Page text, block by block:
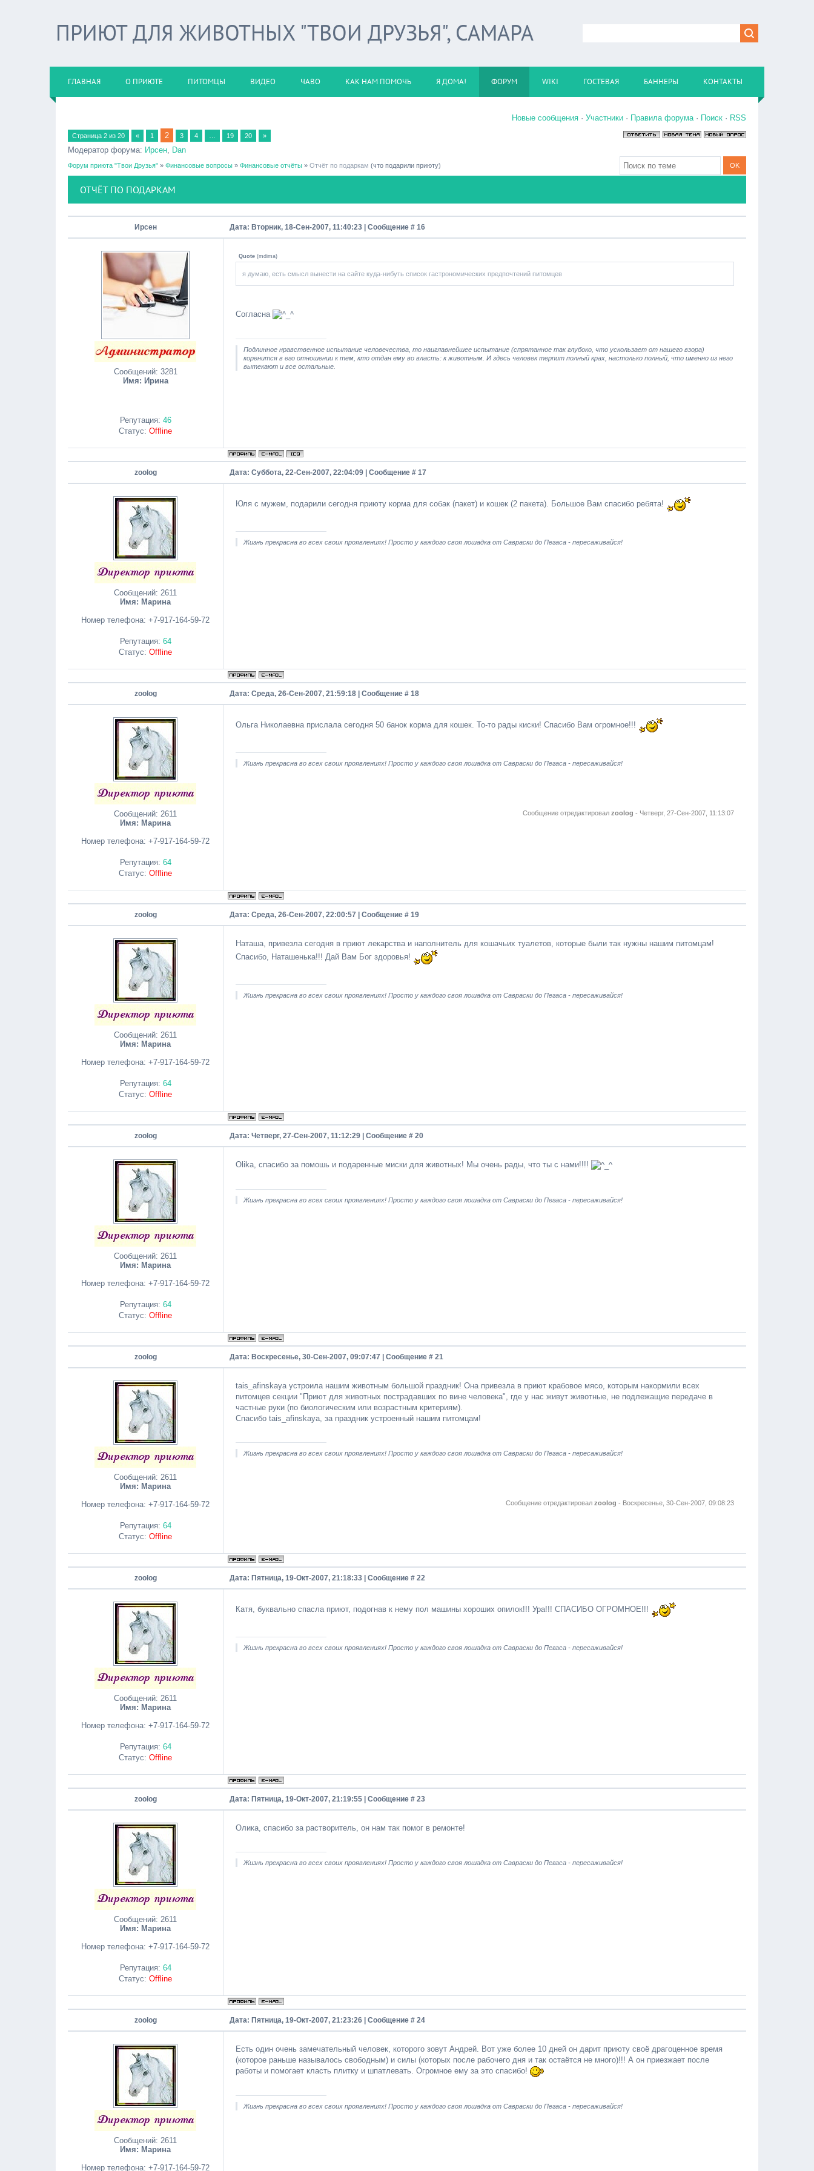
ПРИЮТ ДЛЯ ЖИВОТНЫХ "ТВОИ ДРУЗЬЯ", САМАРА
ГЛАВНАЯ О ПРИЮТЕ ПИТОМЦЫ ВИДЕО ЧАВО КАК НАМ ПОМОЧЬ Я ДОМА! ФОРУМ WIKI ГОСТЕВАЯ БАННЕРЫ КОНТАКТЫ
Новые сообщения · Участники · Правила форума· Поиск · RSS
Страница 2 из 20 « 1 2 3 4 19 20 »
Модератор форума: Ирсен, Dan
Форум приюта "Твои Друзья" » Финансовые вопросы » Финансовые отчёты » Отчёт по подаркам (что подарили приюту)
ОТЧЁТ ПО ПОДАРКАМ
Ирсен Дата: Вторник, 18-Сен-2007, 11:40:23 | Сообщение # 16
Сообщений: 3281
Имя: Ирина
Репутация: 46
Статус: Offline
Quote (mdima)
я думаю, есть смысл вынести на сайте куда-нибуть список гастрономических предпочтений питомцев
Согласна
Подлинное нравственное испытание человечества, то наиглавнейшее испытание (спрятанное так глубоко, что ускользает от нашего взора)
коренится в его отношении к тем, кто отдан ему во власть: к животным. И здесь человек терпит полный крах, настолько полный, что именно из него
вытекают и все остальные.
zoolog Дата: Суббота, 22-Сен-2007, 22:04:09 | Сообщение # 17
Сообщений: 2611
Имя: Марина
Номер телефона: +7-917-164-59-72
Репутация: 64
Статус: Offline
Юля с мужем, подарили сегодня приюту корма для собак (пакет) и кошек (2 пакета). Большое Вам спасибо ребята!
Жизнь прекрасна во всех своих проявлениях! Просто у каждого своя лошадка от Савраски до Пегаса - пересаживайся!
zoolog Дата: Среда, 26-Сен-2007, 21:59:18 | Сообщение # 18
Сообщений: 2611
Имя: Марина
Номер телефона: +7-917-164-59-72
Репутация: 64
Статус: Offline
Ольга Николаевна прислала сегодня 50 банок корма для кошек. То-то рады киски! Спасибо Вам огромное!!!
Жизнь прекрасна во всех своих проявлениях! Просто у каждого своя лошадка от Савраски до Пегаса - пересаживайся!
Сообщение отредактировал zoolog - Четверг, 27-Сен-2007, 11:13:07
zoolog Дата: Среда, 26-Сен-2007, 22:00:57 | Сообщение # 19
Сообщений: 2611
Имя: Марина
Номер телефона: +7-917-164-59-72
Репутация: 64
Статус: Offline
Наташа, привезла сегодня в приют лекарства и наполнитель для кошачьих туалетов, которые были так нужны нашим питомцам!
Спасибо, Наташенька!!! Дай Вам Бог здоровья!
Жизнь прекрасна во всех своих проявлениях! Просто у каждого своя лошадка от Савраски до Пегаса - пересаживайся!
zoolog Дата: Четверг, 27-Сен-2007, 11:12:29 | Сообщение # 20
Сообщений: 2611
Имя: Марина
Номер телефона: +7-917-164-59-72
Репутация: 64
Статус: Offline
Olika, спасибо за помошь и подаренные миски для животных! Мы очень рады, что ты с нами!!!!
Жизнь прекрасна во всех своих проявлениях! Просто у каждого своя лошадка от Савраски до Пегаса - пересаживайся!
zoolog Дата: Воскресенье, 30-Сен-2007, 09:07:47 | Сообщение # 21
Сообщений: 2611
Имя: Марина
Номер телефона: +7-917-164-59-72
Репутация: 64
Статус: Offline
tais_afinskaya устроила нашим животным большой праздник! Она привезла в приют крабовое мясо, которым накормили всех
питомцев секции "Приют для животных пострадавших по вине человека", где у нас живут животные, не подлежащие передаче в
частные руки (по биологическим или возрастным критериям).
Спасибо tais_afinskaya, за праздник устроенный нашим питомцам!
Жизнь прекрасна во всех своих проявлениях! Просто у каждого своя лошадка от Савраски до Пегаса - пересаживайся!
Сообщение отредактировал zoolog - Воскресенье, 30-Сен-2007, 09:08:23
zoolog Дата: Пятница, 19-Окт-2007, 21:18:33 | Сообщение # 22
Сообщений: 2611
Имя: Марина
Номер телефона: +7-917-164-59-72
Репутация: 64
Статус: Offline
Катя, буквально спасла приют, подогнав к нему пол машины хороших опилок!!! Ура!!! СПАСИБО ОГРОМНОЕ!!!
Жизнь прекрасна во всех своих проявлениях! Просто у каждого своя лошадка от Савраски до Пегаса - пересаживайся!
zoolog Дата: Пятница, 19-Окт-2007, 21:19:55 | Сообщение # 23
Сообщений: 2611
Имя: Марина
Номер телефона: +7-917-164-59-72
Репутация: 64
Статус: Offline
Олика, спасибо за растворитель, он нам так помог в ремонте!
Жизнь прекрасна во всех своих проявлениях! Просто у каждого своя лошадка от Савраски до Пегаса - пересаживайся!
zoolog Дата: Пятница, 19-Окт-2007, 21:23:26 | Сообщение # 24
Сообщений: 2611
Имя: Марина
Номер телефона: +7-917-164-59-72
Есть один очень замечательный человек, которого зовут Андрей. Вот уже более 10 дней он дарит приюту своё драгоценное время
(которое раньше называлось свободным) и силы (которых после рабочего дня и так остаётся не много)!!! А он приезжает после
работы и помогает класть плитку и шпатлевать. Огромное ему за это спасибо!
Жизнь прекрасна во всех своих проявлениях! Просто у каждого своя лошадка от Савраски до Пегаса - пересаживайся!